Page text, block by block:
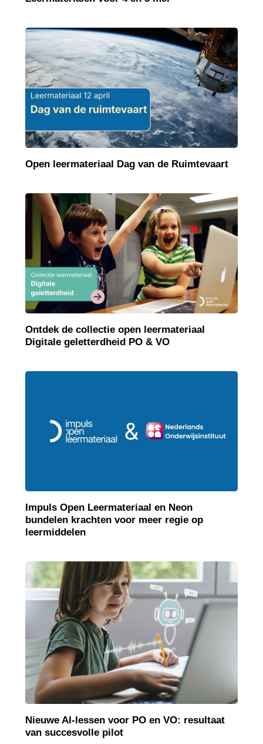
Open leermateriaal Dag van de Ruimtevaart
Ontdek de collectie open leermateriaal
Digitale geletterdheid PO & VO
Impuls Open Leermateriaal en Neon
bundelen krachten voor meer regie op
leermiddelen
Nieuwe AI-lessen voor PO en VO: resultaat
van succesvolle pilot